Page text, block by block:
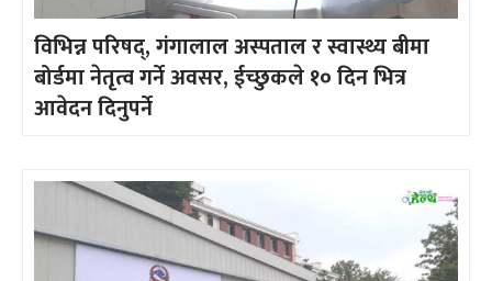
विभिन्न परिषद्, गंगालाल अस्पताल र स्वास्थ्य बीमा
बोर्डमा नेतृत्व गर्ने अवसर, ईच्छुकले १० दिन भित्र
आवेदन दिनुपर्ने